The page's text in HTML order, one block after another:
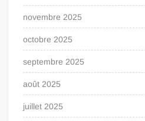
novembre 2025
octobre 2025
septembre 2025
août 2025
juillet 2025